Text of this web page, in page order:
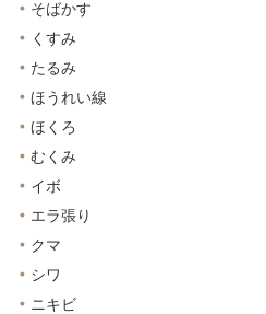
そばかす
くすみ
たるみ
ほうれい線
ほくろ
むくみ
イボ
エラ張り
クマ
シワ
ニキビ